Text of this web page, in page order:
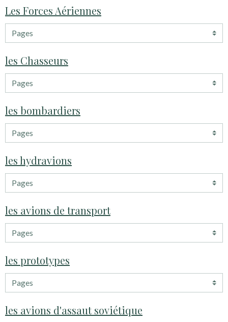
Les Forces Aériennes
les Chasseurs
les bombardiers
les hydravions
les avions de transport
les prototypes
les avions d'assaut soviétique